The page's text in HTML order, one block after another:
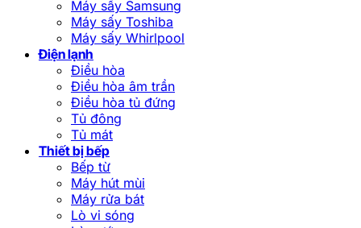
Máy sấy Samsung
Máy sấy Toshiba
Máy sấy Whirlpool
Điện lạnh
Điều hòa
Điều hòa âm trần
Điều hòa tủ đứng
Tủ đông
Tủ mát
Thiết bị bếp
Bếp từ
Máy hút mùi
Máy rửa bát
Lò vi sóng